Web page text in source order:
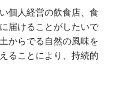
個人経営の飲食店、食
届けることがしたいで
からでる自然の風味を
ることにより、持続的